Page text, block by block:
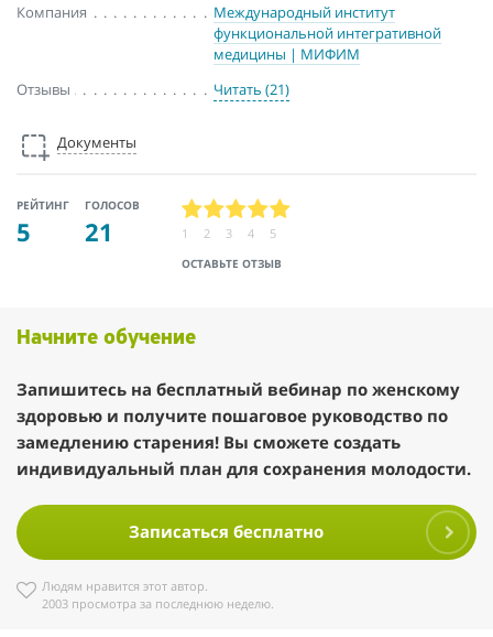
Компания
Международный институт
функциональной интегративной
медицины | МИФИМ
Отзывы
Читать (21)
Документы
РЕЙТИНГ
5
ГОЛОСОВ
21
ОСТАВЬТЕ ОТЗЫВ
1 2 3 4 5
Начните обучение
Запишитесь на бесплатный вебинар по женскому
здоровью и получите пошаговое руководство по
замедлению старения! Вы сможете создать
индивидуальный план для сохранения молодости.
Записаться бесплатно
Людям нравится этот автор.
2003 просмотра за последнюю неделю.